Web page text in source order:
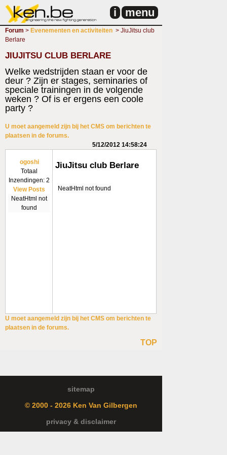
i menu
Forum > Evenementen en activiteiten > JiuJitsu club
Berlare
JIUJITSU CLUB BERLARE
Welke wedstrijden staan er voor de
deur ? Zijn er stages, seminaries of
speciale trainingen in de volgende
weken ? Of is er ergens een coole
party ?
U moet aangemeld zijn bij het CMS om berichten te
plaatsen in de forums.
5/12/2012 14:58:24
ogoshi
Totaal
Inzendingen: 2
View Posts
NeatHtml not
found
JiuJitsu club Berlare
NeatHtml not found
U moet aangemeld zijn bij het CMS om berichten te
plaatsen in de forums.
TOP
sitemap
© 2000 - 2026 Ken Van Gilbergen
privacy & disclaimer